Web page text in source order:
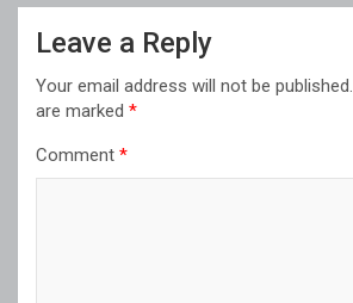
Leave a Reply
Your email address will not be published.
are marked *
Comment *